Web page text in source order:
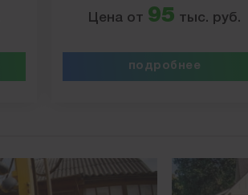
Цена от 95 тыс. руб.
подробнее